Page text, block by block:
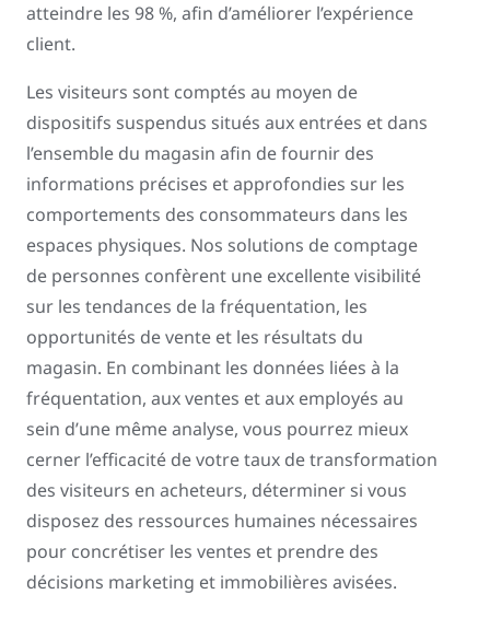
atteindre les 98 %, afin d’améliorer l’expérience
client.
Les visiteurs sont comptés au moyen de
dispositifs suspendus situés aux entrées et dans
l’ensemble du magasin afin de fournir des
informations précises et approfondies sur les
comportements des consommateurs dans les
espaces physiques. Nos solutions de comptage
de personnes confèrent une excellente visibilité
sur les tendances de la fréquentation, les
opportunités de vente et les résultats du
magasin. En combinant les données liées à la
fréquentation, aux ventes et aux employés au
sein d’une même analyse, vous pourrez mieux
cerner l’efficacité de votre taux de transformation
des visiteurs en acheteurs, déterminer si vous
disposez des ressources humaines nécessaires
pour concrétiser les ventes et prendre des
décisions marketing et immobilières avisées.